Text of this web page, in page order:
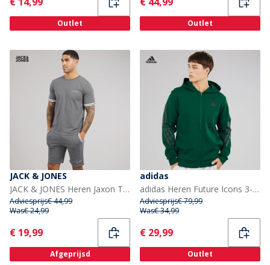
Outlet Outlet
JACK & JONES
JACK & JONES Heren Jaxon T-shirt en shorts set Castlerock
Adviesprijs€ 44,99
Was€ 24,99
Current
€ 19,99
Afgeprijsd
adidas
adidas Heren Future Icons 3-Stripes Volledige Rits Hoodie Collegiate Green
Adviesprijs€ 79,99
Was€ 34,99
Current
€ 29,99
Outlet